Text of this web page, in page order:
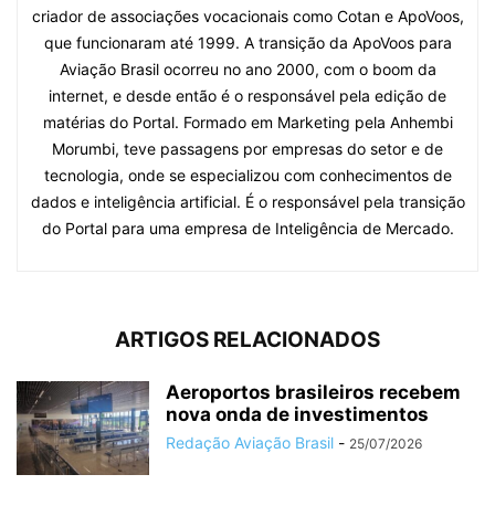
criador de associações vocacionais como Cotan e ApoVoos,
que funcionaram até 1999. A transição da ApoVoos para
Aviação Brasil ocorreu no ano 2000, com o boom da
internet, e desde então é o responsável pela edição de
matérias do Portal. Formado em Marketing pela Anhembi
Morumbi, teve passagens por empresas do setor e de
tecnologia, onde se especializou com conhecimentos de
dados e inteligência artificial. É o responsável pela transição
do Portal para uma empresa de Inteligência de Mercado.
ARTIGOS RELACIONADOS
Aeroportos brasileiros recebem
nova onda de investimentos
Redação Aviação Brasil - 25/07/2026